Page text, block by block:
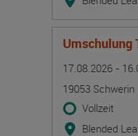
Umschulung
17.08.2026 -
19053 Schwerin
Vollzeit
Blended